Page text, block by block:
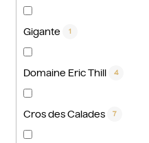
Gigante 1
Domaine Eric Thill 4
Cros des Calades 7